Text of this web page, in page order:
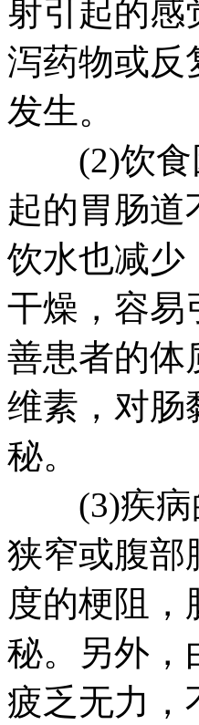
射引起的感
泻药物或反
发生。
(2)饮食因
起的胃肠道
饮水也减少
干燥，容易
善患者的体
维素，对肠
秘。
(3)疾病的
狭窄或腹部
度的梗阻
秘。另外，
疲乏无力，